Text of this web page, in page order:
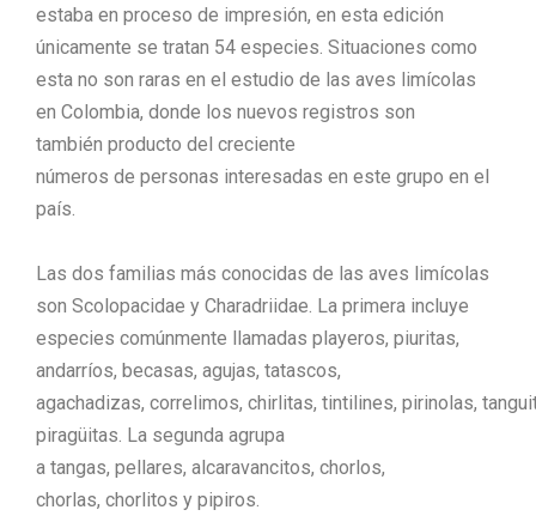
estaba en proceso de impresión, en esta edición
únicamente se tratan 54 especies. Situaciones como
esta no son raras en el estudio de las aves limícolas
en Colombia, donde los nuevos registros son
también producto del creciente
números de personas interesadas en este grupo en el
país.
Las dos familias más conocidas de las aves limícolas
son Scolopacidae y Charadriidae. La primera incluye
especies comúnmente llamadas playeros, piuritas,
andarríos, becasas, agujas, tatascos,
agachadizas, correlimos, chirlitas, tintilines, pirinolas,
piragüitas. La segunda agrupa
a tangas, pellares, alcaravancitos, chorlos,
chorlas, chorlitos y pipiros.